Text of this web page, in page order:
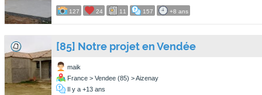
127 24 11 157 +8 ans
[85] Notre projet en Vendée
maik
France > Vendee (85) > Aizenay
Il y a +13 ans